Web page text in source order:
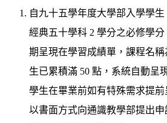
自九十五學年度大學部入學學
經典五十學科 2 學分之必修學
期呈現在學習成績單，課程名
生已累積滿 50 點，系統自動呈
學生在畢業前如有特殊需求提前
以書面方式向通識教學部提出